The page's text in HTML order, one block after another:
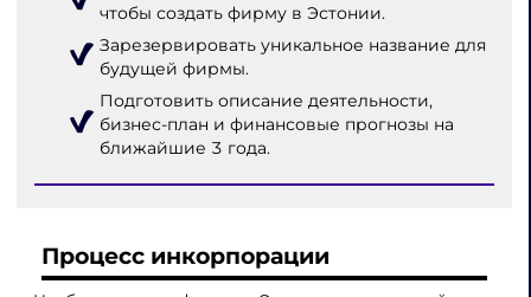
чтобы создать фирму в Эстонии.
Зарезервировать уникальное название для
будущей фирмы.
Подготовить описание деятельности,
бизнес-план и финансовые прогнозы на
ближайшие 3 года.
Процесс инкорпорации